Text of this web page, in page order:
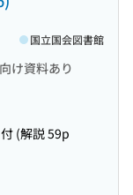
け資料あり
国立国会図書館
(解説 59p